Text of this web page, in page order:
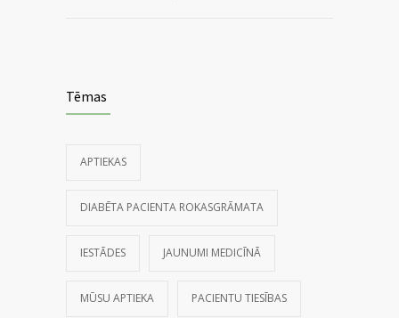
Tēmas
APTIEKAS
DIABĒTA PACIENTA ROKASGRĀMATA
IESTĀDES JAUNUMI MEDICĪNĀ
MŪSU APTIEKA PACIENTU TIESĪBAS